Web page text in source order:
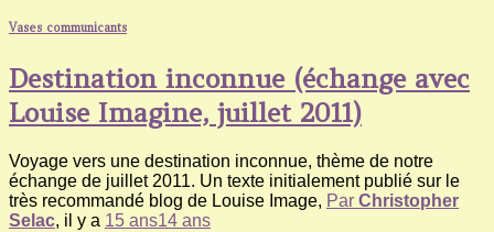
Vases communicants
Destination inconnue (échange avec
Louise Imagine, juillet 2011)
Voyage vers une destination inconnue, thème de notre
échange de juillet 2011. Un texte initialement publié sur le
très recommandé blog de Louise Image, Par Christopher
Selac, il y a 15 ans14 ans